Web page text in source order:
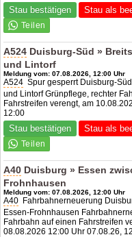
Stau bestätigen Stau als
A524 Duisburg-Süd »
und Lintorf
Meldung vom: 07.08.2026, 12:00 Uhr
A524 Spur gesperrt Duisburg-
und Lintorf Grünpflege, rechter
Fahrstreifen verengt, am
12:00
Stau bestätigen Stau als
A40 Duisburg » Essen
Frohnhausen
Meldung vom: 07.08.2026, 12:00 Uhr
A40 Fahrbahnerneuerung
Essen-Frohnhausen
Fahrbahn auf einen Fahrstreifen
08.08.2026 12:00 Uhr 07.08.26,